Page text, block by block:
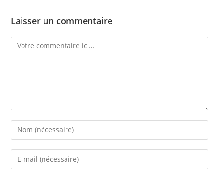
Laisser un commentaire
Comment
Enter
your
name
Enter
your